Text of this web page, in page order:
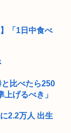
説の武器19本登
いヤツなんてい
「1日中食べ
と比べたら250
げるべき」
2.2万人 出生